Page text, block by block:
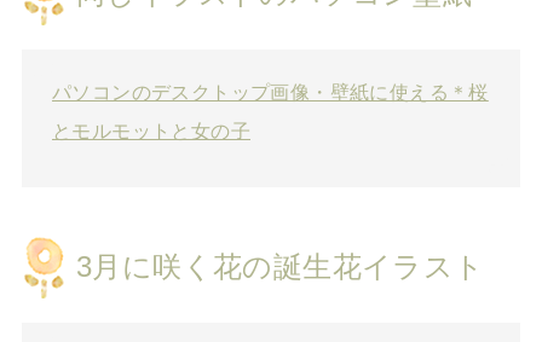
パソコンのデスクトップ画像・壁紙に使える＊桜
とモルモットと女の子
3月に咲く花の誕生花イラスト